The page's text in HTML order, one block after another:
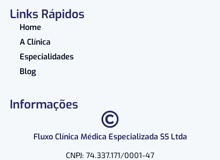
Links Rápidos
Home
A Clínica
Especialidades
Blog
Informações
Fluxo Clínica Médica Especializada SS Ltda
CNPJ: 74.337.171/0001-47